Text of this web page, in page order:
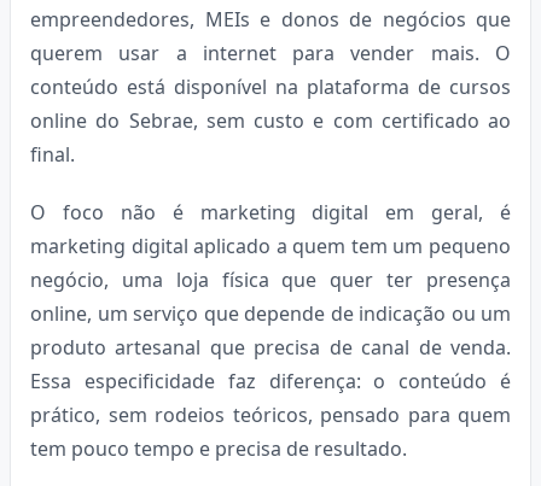
empreendedores, MEIs e donos de negócios que
querem usar a internet para vender mais. O
conteúdo está disponível na plataforma de cursos
online do Sebrae, sem custo e com certificado ao
final.
O foco não é marketing digital em geral, é
marketing digital aplicado a quem tem um pequeno
negócio, uma loja física que quer ter presença
online, um serviço que depende de indicação ou um
produto artesanal que precisa de canal de venda.
Essa especificidade faz diferença: o conteúdo é
prático, sem rodeios teóricos, pensado para quem
tem pouco tempo e precisa de resultado.